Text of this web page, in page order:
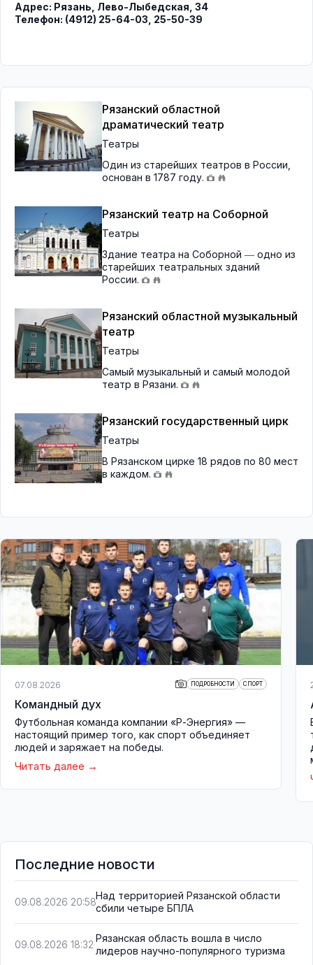
Адрес: Рязань, Лево-Лыбедская, 34
Телефон: (4912) 25-64-03, 25-50-39
Рязанский областной
драматический театр
Театры
Один из старейших театров в России,
основан в 1787 году.
Рязанский театр на Соборной
Театры
Здание театра на Соборной ― одно из
старейших театральных зданий
России.
Рязанский областной музыкальный
театр
Театры
Самый музыкальный и самый молодой
театр в Рязани.
Рязанский государственный цирк
Театры
В Рязанском цирке 18 рядов по 80 мест
в каждом.
07.08.2026 ПОДРОБНОСТИ СПОРТ
Командный дух
Футбольная команда компании «Р-Энергия» —
настоящий пример того, как спорт объединяет
людей и заряжает на победы.
Читать далее
Последние новости
09.08.2026 20:58
Над территорией Рязанской области
сбили четыре БПЛА
09.08.2026 18:32
Рязанская область вошла в число
лидеров научно-популярного туризма